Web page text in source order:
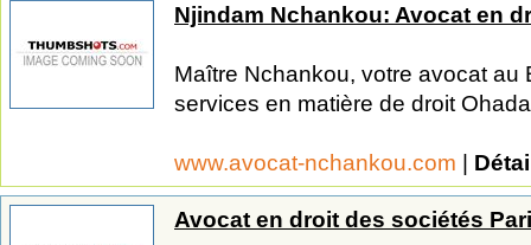
Njindam Nchankou: Avocat en
Maître Nchankou, votre avocat au
services en matière de droit
www.avocat-nchankou.com |
Avocat en droit des sociétés